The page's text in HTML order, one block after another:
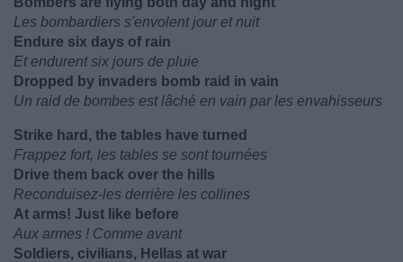
Les bombardiers s'envolent jour et nuit
Endure six days of rain
Et endurent six jours de pluie
Dropped by invaders bomb raid in vain
Un raid de bombes est lâché en vain par les envahisseurs
Strike hard, the tables have turned
Frappez fort, les tables se sont tournées
Drive them back over the hills
Reconduisez-les derrière les collines
At arms! Just like before
Aux armes ! Comme avant
Soldiers, civilians, Hellas at war